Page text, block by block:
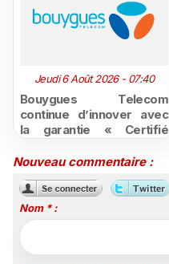
Jeudi 6 Août 2026 - 07:40
Bouygues Telecom
continue d’innover avec
la garantie « Certifié
»
Nouveau commentaire :
Nom * :